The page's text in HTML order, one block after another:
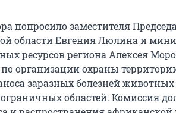
попросило заместителя
области Евгения Люлина и
ресурсов региона Алексея
организации охраны
заразных болезней животных
областей. Комиссия